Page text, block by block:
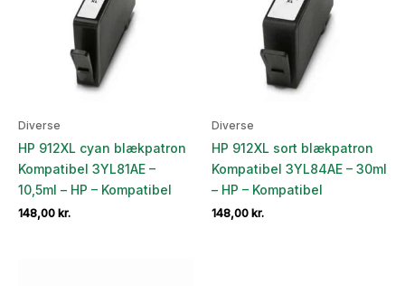
Diverse
HP 912XL cyan blækpatron
Kompatibel 3YL81AE –
10,5ml – HP – Kompatibel
148,00 kr.
Diverse
HP 912XL sort blækpatron
Kompatibel 3YL84AE – 30ml
– HP – Kompatibel
148,00 kr.